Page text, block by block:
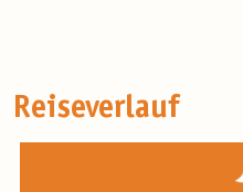
Reiseverlauf